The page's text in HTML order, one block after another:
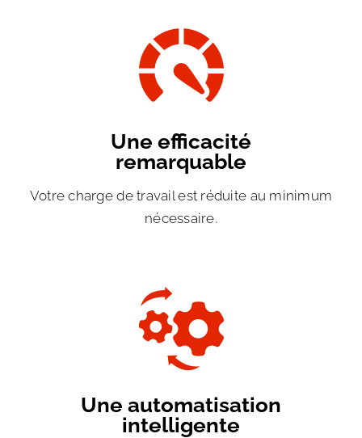
Une efficacité
remarquable
Votre charge de travail est réduite au minimum
nécessaire.
Une automatisation
intelligente